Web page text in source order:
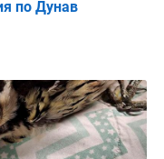
по Дунав